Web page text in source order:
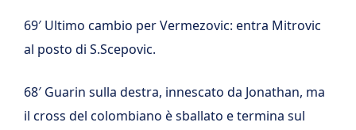
69′ Ultimo cambio per Vermezovic: entra Mitrovic
al posto di S.Scepovic.
68′ Guarin sulla destra, innescato da Jonathan, ma
il cross del colombiano è sballato e termina sul